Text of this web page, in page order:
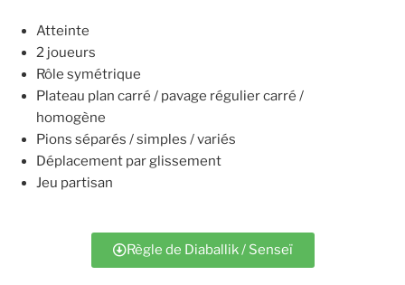
Atteinte
2 joueurs
Rôle symétrique
Plateau plan carré / pavage régulier carré /
homogène
Pions séparés / simples / variés
Déplacement par glissement
Jeu partisan
Règle de Diaballik / Senseï